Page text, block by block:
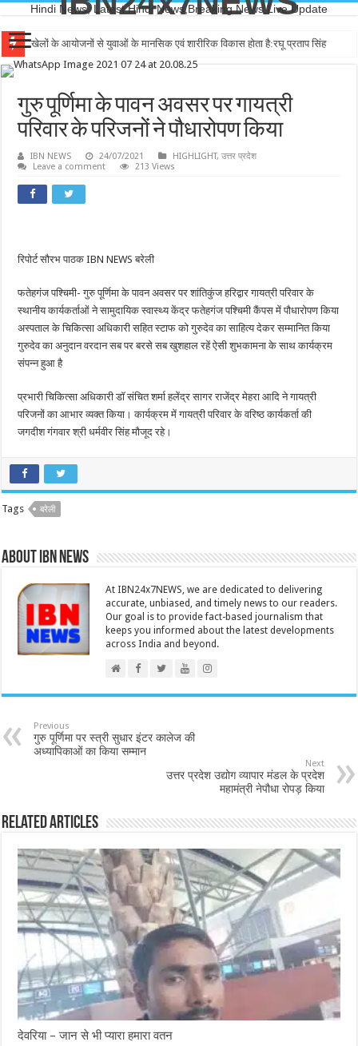
Hindi News, Latest Hindi News,Breaking News,Live Update
खेलों के आयोजनों से युवाओं के मानसिक एवं शारीरिक विकास होता है:रघू प्रताप सिंह
गुरु पूर्णिमा के पावन अवसर पर गायत्री
परिवार के परिजनों ने पौधारोपण किया
IBN NEWS 24/07/2021 HIGHLIGHT,उत्तर प्रदेश
Leave a comment
213 Views
रिपोर्ट सौरभ पाठक IBN NEWS बरेली
फतेहगंज पश्चिमी- गुरु पूर्णिमा के पावन अवसर पर शांतिकुंज हरिद्वार गायत्री परिवार के
स्थानीय कार्यकर्ताओं ने सामुदायिक स्वास्थ्य केंद्र फतेहगंज पश्चिमी कैंपस में पौधारोपण किया
अस्पताल के चिकित्सा अधिकारी सहित स्टाफ को गुरुदेव का साहित्य देकर सम्मानित किया
गुरुदेव का अनुदान वरदान सब पर बरसे सब खुशहाल रहें ऐसी शुभकामना के साथ कार्यक्रम
संपन्न हुआ है
प्रभारी चिकित्सा अधिकारी डॉ संचित शर्मा हलेंद्र सागर राजेंद्र मेहरा आदि ने गायत्री
परिजनों का आभार व्यक्त किया। कार्यक्रम में गायत्री परिवार के वरिष्ठ कार्यकर्ता की
जगदीश गंगवार श्री धर्मवीर सिंह मौजूद रहे।
Tags बरेली
About IBN NEWS
At IBN24x7NEWS, we are dedicated to delivering
accurate, unbiased, and timely news to our readers.
Our goal is to provide fact-based journalism that
keeps you informed about the latest developments
across India and beyond.
Previous
गुरु पूर्णिमा पर स्त्री सुधार इंटर कालेज की
अध्यापिकाओं का किया सम्मान
Next
उत्तर प्रदेश उद्योग व्यापार मंडल के प्रदेश
महामंत्री नेपौधा रोपड़ किया
Related Articles
देवरिया – जान से भी प्यारा हमारा वतन